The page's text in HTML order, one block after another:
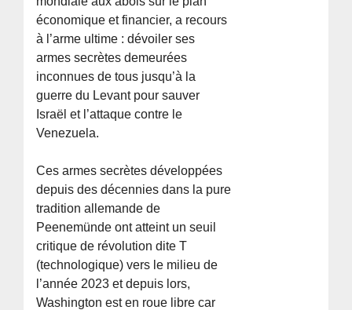
économique et financier, a recours
à l’arme ultime : dévoiler ses
armes secrètes demeurées
inconnues de tous jusqu’à la
guerre du Levant pour sauver
Israël et l’attaque contre le
Venezuela.
Ces armes secrètes développées
depuis des décennies dans la pure
tradition allemande de
Peenemünde ont atteint un seuil
critique de révolution dite T
(technologique) vers le milieu de
l’année 2023 et depuis lors,
Washington est en roue libre car